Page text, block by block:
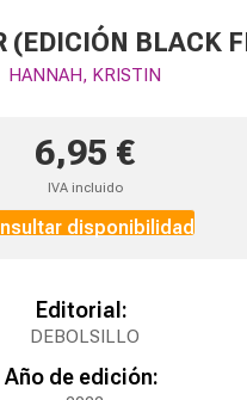
(EDICIÓN BLACK
HANNAH, KRISTIN
6,95 €
IVA incluido
disponibilidad
Editorial:
DEBOLSILLO
Año de edición: